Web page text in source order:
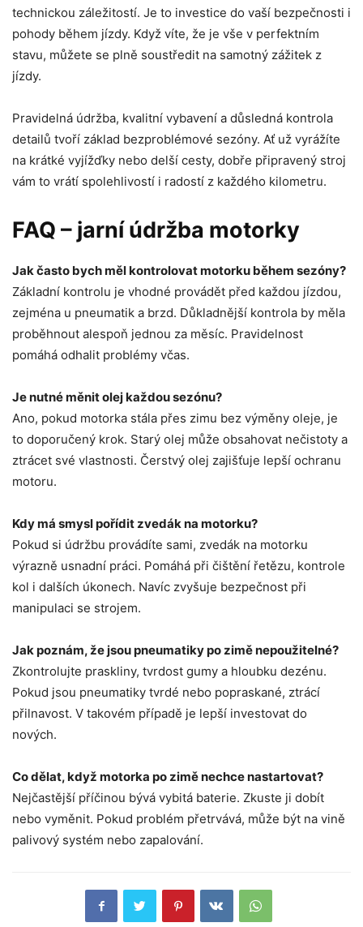
technickou záležitostí. Je to investice do vaší bezpečnosti i
pohody během jízdy. Když víte, že je vše v perfektním
stavu, můžete se plně soustředit na samotný zážitek z
jízdy.
Pravidelná údržba, kvalitní vybavení a důsledná kontrola
detailů tvoří základ bezproblémové sezóny. Ať už vyrážíte
na krátké vyjížďky nebo delší cesty, dobře připravený stroj
vám to vrátí spolehlivostí i radostí z každého kilometru.
FAQ – jarní údržba motorky
Jak často bych měl kontrolovat motorku během sezóny?
Základní kontrolu je vhodné provádět před každou jízdou,
zejména u pneumatik a brzd. Důkladnější kontrola by měla
proběhnout alespoň jednou za měsíc. Pravidelnost
pomáhá odhalit problémy včas.
Je nutné měnit olej každou sezónu?
Ano, pokud motorka stála přes zimu bez výměny oleje, je
to doporučený krok. Starý olej může obsahovat nečistoty a
ztrácet své vlastnosti. Čerstvý olej zajišťuje lepší ochranu
motoru.
Kdy má smysl pořídit zvedák na motorku?
Pokud si údržbu provádíte sami, zvedák na motorku
výrazně usnadní práci. Pomáhá při čištění řetězu, kontrole
kol i dalších úkonech. Navíc zvyšuje bezpečnost při
manipulaci se strojem.
Jak poznám, že jsou pneumatiky po zimě nepoužitelné?
Zkontrolujte praskliny, tvrdost gumy a hloubku dezénu.
Pokud jsou pneumatiky tvrdé nebo popraskané, ztrácí
přilnavost. V takovém případě je lepší investovat do
nových.
Co dělat, když motorka po zimě nechce nastartovat?
Nejčastější příčinou bývá vybitá baterie. Zkuste ji dobít
nebo vyměnit. Pokud problém přetrvává, může být na vině
palivový systém nebo zapalování.